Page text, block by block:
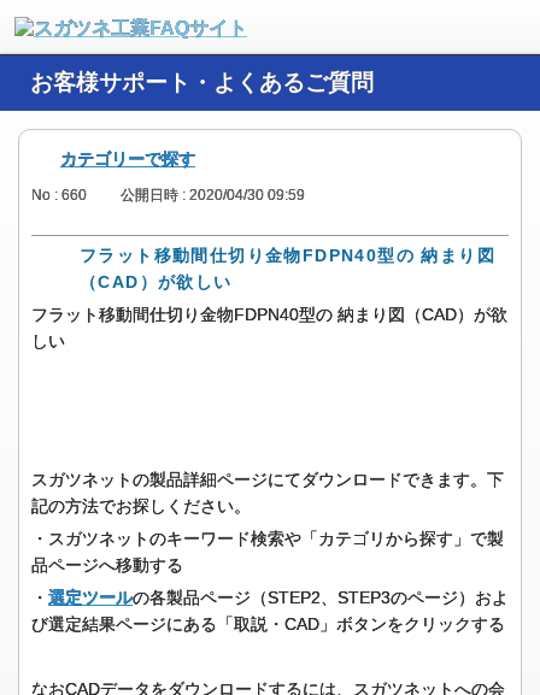
お客様サポート・よくあるご質問
カテゴリーで探す
No : 660 公開日時 : 2020/04/30 09:59
フラット移動間仕切り金物FDPN40型の 納まり図
（CAD）が欲しい
フラット移動間仕切り金物FDPN40型の 納まり図（CAD）が欲
しい
スガツネットの製品詳細ページにてダウンロードできます。下
記の方法でお探しください。
・スガツネットのキーワード検索や「カテゴリから探す」で製
品ページへ移動する
・ 選定ツールの各製品ページ（STEP2、STEP3のページ）およ
び選定結果ページにある「取説・CAD」ボタンをクリックする
なおCADデータをダウンロードするには、スガツネットへの会